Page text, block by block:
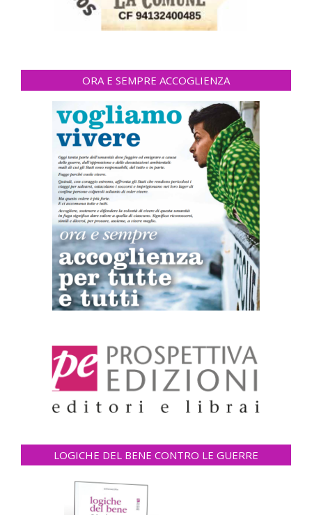
ORA E SEMPRE ACCOGLIENZA
LOGICHE DEL BENE CONTRO LE GUERRE